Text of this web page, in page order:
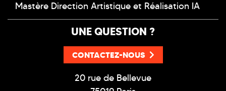
Mastère Direction Artistique et Réalisation IA
UNE QUESTION ?
CONTACTEZ-NOUS
20 rue de Bellevue